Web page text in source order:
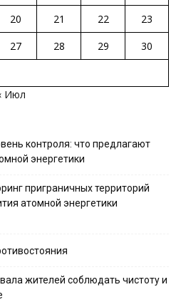
20 21 22
23
27 28 29
30
Июл
контроля: что предлагают
энергетики
приграничных территорий
атомной энергетики
жителей соблюдать чистоту и